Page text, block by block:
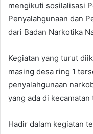
l
mengikuti sosilalisasi
Penyalahgunaan dan
dari Badan Narkotika
Kegiatan yang turut
masing desa ring 1
penyalahgunaan
yang ada di
Hadir dalam kegiatan